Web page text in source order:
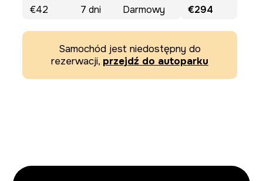
€42 7 dni Darmowy €294
Samochód jest niedostępny do
rezerwacji, przejdź do autoparku